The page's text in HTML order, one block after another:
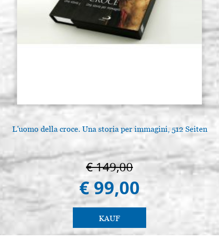
L'uomo della croce. Una storia per immagini, 512 Seiten
€ 149,00
€ 99,00
KAUF